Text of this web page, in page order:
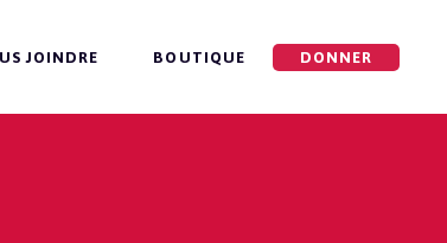
JOINDRE BOUTIQUE DONNER